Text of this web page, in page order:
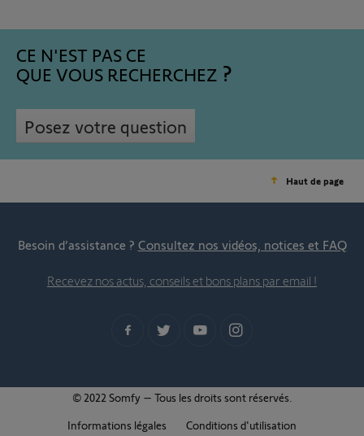
CE N'EST PAS CE
QUE VOUS RECHERCHEZ
Posez votre question
Haut de page
Besoin d’assistance ? Consultez nos vidéos, notices et FAQ
Recevez nos actus, conseils et bons plans par email !
© 2022 Somfy – Tous les droits sont réservés.
Informations légales
Conditions d'utilisation